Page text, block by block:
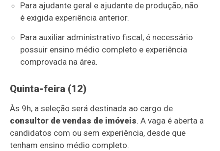
Para ajudante geral e ajudante de produção, não
é exigida experiência anterior.
Para auxiliar administrativo fiscal, é necessário
possuir ensino médio completo e experiência
comprovada na área.
Quinta-feira (12)
Às 9h, a seleção será destinada ao cargo de
consultor de vendas de imóveis. A vaga é aberta a
candidatos com ou sem experiência, desde que
tenham ensino médio completo.